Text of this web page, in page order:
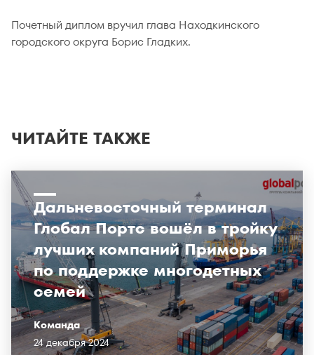
Почетный диплом вручил глава Находкинского
городского округа Борис Гладких.
ЧИТАЙТЕ ТАКЖЕ
Дальневосточный терминал
Глобал Портс вошёл в тройку
лучших компаний Приморья
по поддержке многодетных
семей
Команда
24 декабря 2024